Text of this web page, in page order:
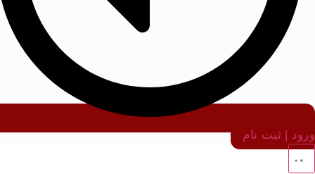
ورود | ثبت نام